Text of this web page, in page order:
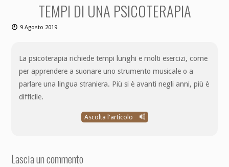
TEMPI DI UNA PSICOTERAPIA
9 Agosto 2019
La psicoterapia richiede tempi lunghi e molti esercizi, come
per apprendere a suonare uno strumento musicale o a
parlare una lingua straniera. Più si è avanti negli anni, più è
difficile.
Ascolta l'articolo
Lascia un commento